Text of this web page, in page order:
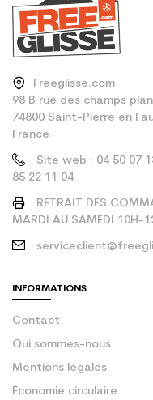
Freeglisse.com
98 B rue des champs
74800 Saint-Pierre en
France
Site web : 04 50 07
85 22 11 04
RETRAIT DES
MARDI AU SAMEDI 10H-
INFORMATIONS
Contact
Qui sommes-nous
Mentions légales
Économie circulaire